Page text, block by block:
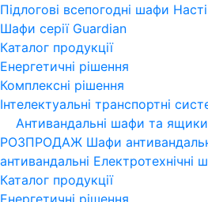
Підлогові всепогодні шафи
Шафи серії Guardian
Каталог продукції
Енергетичні рішення
Комплексні рішення
Інтелектуальні транспортні
Антивандальні шафи та ящики
РОЗПРОДАЖ Шафи
антивандальні Електротехнічні
Каталог продукції